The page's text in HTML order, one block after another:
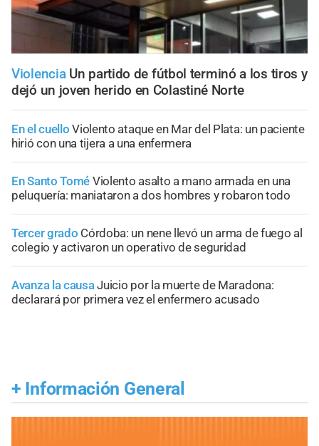
Violencia Un partido de fútbol terminó a los tiros y
dejó un joven herido en Colastiné Norte
En el cuello Violento ataque en Mar del Plata: un paciente
hirió con una tijera a una enfermera
En Santo Tomé Violento asalto a mano armada en una
peluquería: maniataron a dos hombres y robaron todo
Tercer grado Córdoba: un nene llevó un arma de fuego al
colegio y activaron un operativo de seguridad
Avanza la causaJuicio por la muerte de Maradona:
declarará por primera vez el enfermero acusado
+ Información General